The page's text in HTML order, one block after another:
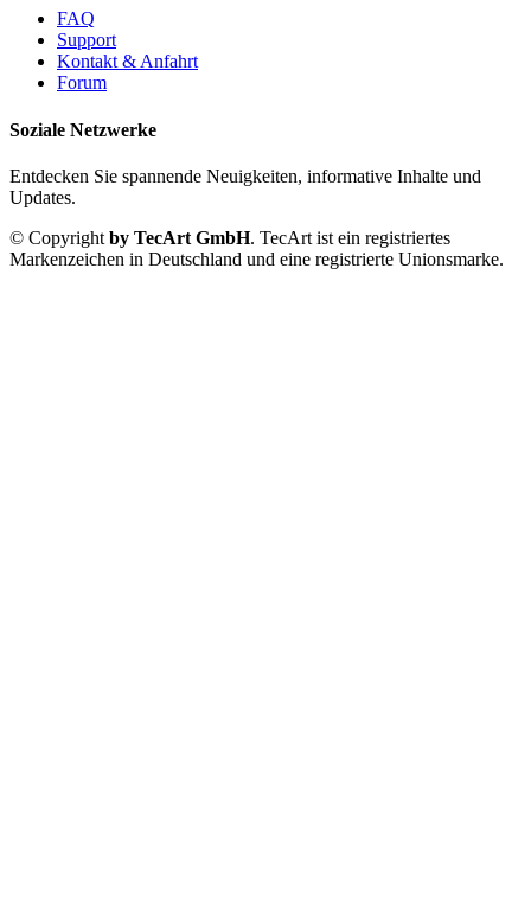
FAQ
Support
Kontakt & Anfahrt
Forum
Soziale Netzwerke
Entdecken Sie spannende Neuigkeiten, informative Inhalte und
Updates.
© Copyright by TecArt GmbH. TecArt ist ein registriertes
Markenzeichen in Deutschland und eine registrierte Unionsmarke.